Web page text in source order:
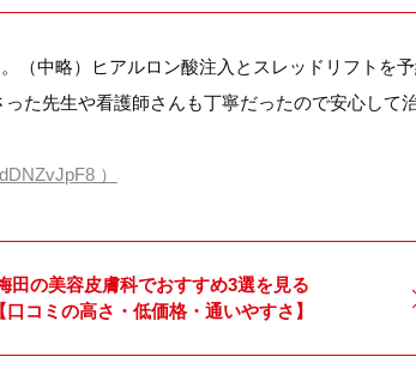
（中略）ヒアルロン酸注入とスレッドリフトを
た先生や看護師さんも丁寧だったので安心して
）
田の美容皮膚科でおすすめ3選を見る
【口コミの高さ・低価格・通いやすさ】